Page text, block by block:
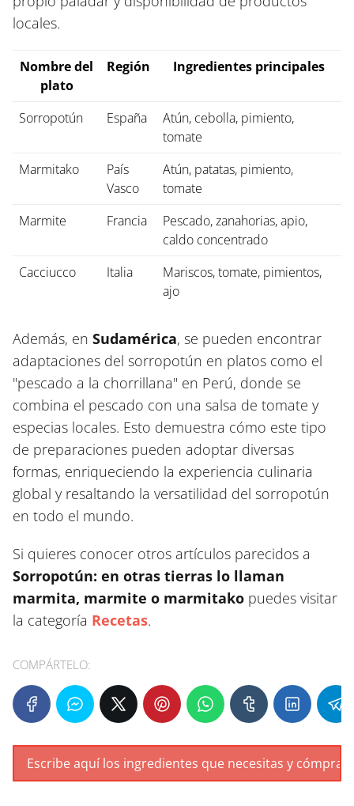
locales.
Nombre del
plato
Región Ingredientes principales
Sorropotún España
Atún, cebolla, pimiento,
tomate
Marmitako
País
Vasco
Atún, patatas, pimiento,
tomate
Marmite
Francia
Pescado, zanahorias, apio,
caldo concentrado
Cacciucco
Italia
Mariscos, tomate, pimientos,
ajo
Además, en Sudamérica, se pueden encontrar
adaptaciones del sorropotún en platos como el
"pescado a la chorrillana" en Perú, donde se
combina el pescado con una salsa de tomate y
especias locales. Esto demuestra cómo este tipo
de preparaciones pueden adoptar diversas
formas, enriqueciendo la experiencia culinaria
global y resaltando la versatilidad del sorropotún
en todo el mundo.
Si quieres conocer otros artículos parecidos a
Sorropotún: en otras tierras lo llaman
marmita, marmite o marmitako puedes visitar
la categoría Recetas.
COMPÁRTELO: